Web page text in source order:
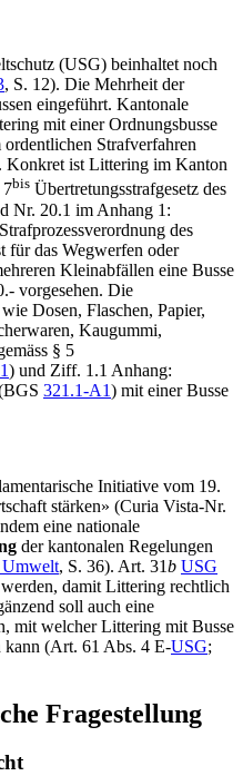
(USG) beinhaltet noch
, S. 12). Die Mehrheit der
eingeführt. Kantonale
mit einer Ordnungsbusse
Strafverfahren
Konkret ist Littering im Kanton
7bis Übertretungsstrafgesetz des
Nr. 20.1 im Anhang 1:
des
für das Wegwerfen oder
Kleinabfällen eine Busse
vorgesehen. Die
Dosen, Flaschen, Papier,
Kaugummi,
§ 5
) und Ziff. 1.1 Anhang:
321.1-A1) mit einer Busse
Initiative vom 19.
stärken» (Curia Vista-Nr.
eine nationale
der kantonalen Regelungen
Umwelt, S. 36). Art. 31b USG
damit Littering rechtlich
soll auch eine
mit welcher Littering mit Busse
kann (Art. 61 Abs. 4 E-USG;
Fragestellung